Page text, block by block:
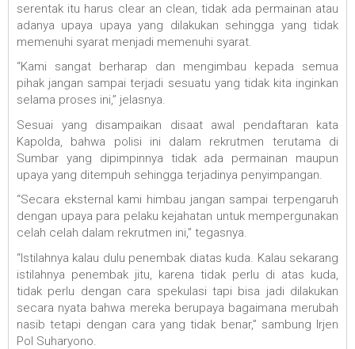
serentak itu harus clear an clean, tidak ada permainan atau
adanya upaya upaya yang dilakukan sehingga yang tidak
memenuhi syarat menjadi memenuhi syarat.
“Kami sangat berharap dan mengimbau kepada semua
pihak jangan sampai terjadi sesuatu yang tidak kita inginkan
selama proses ini,” jelasnya.
Sesuai yang disampaikan disaat awal pendaftaran kata
Kapolda, bahwa polisi ini dalam rekrutmen terutama di
Sumbar yang dipimpinnya tidak ada permainan maupun
upaya yang ditempuh sehingga terjadinya penyimpangan.
“Secara eksternal kami himbau jangan sampai terpengaruh
dengan upaya para pelaku kejahatan untuk mempergunakan
celah celah dalam rekrutmen ini,” tegasnya.
“Istilahnya kalau dulu penembak diatas kuda. Kalau sekarang
istilahnya penembak jitu, karena tidak perlu di atas kuda,
tidak perlu dengan cara spekulasi tapi bisa jadi dilakukan
secara nyata bahwa mereka berupaya bagaimana merubah
nasib tetapi dengan cara yang tidak benar,” sambung Irjen
Pol Suharyono.